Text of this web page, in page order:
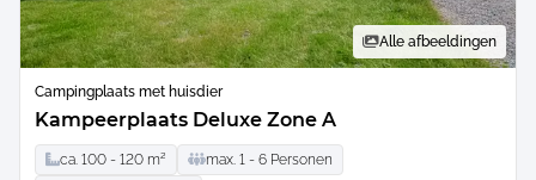
Alle afbeeldingen
Campingplaats met huisdier
Kampeerplaats Deluxe Zone A
ca. 100 - 120 m² max. 1 - 6 Personen